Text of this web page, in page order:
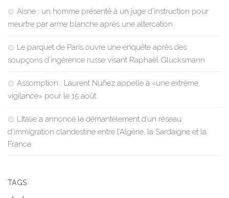
Aisne : un homme présenté à un juge d’instruction pour
meurtre par arme blanche après une altercation
Le parquet de Paris ouvre une enquête après des
soupçons d’ingérence russe visant Raphaël Glucksmann
Assomption : Laurent Nuñez appelle à «une extrême
vigilance» pour le 15 août
L’Italie a annoncé le démantèlement d’un réseau
d’immigration clandestine entre l’Algérie, la Sardaigne et la
France
TAGS